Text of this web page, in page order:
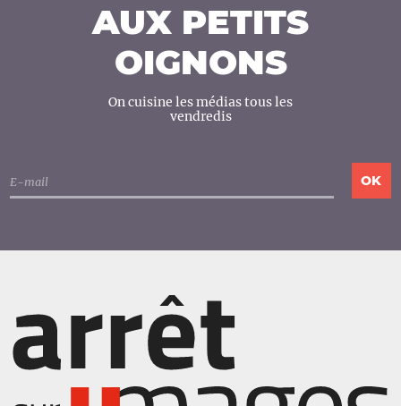
AUX PETITS
OIGNONS
On cuisine les médias tous les
vendredis